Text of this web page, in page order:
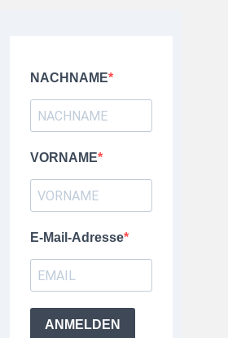
NACHNAME
VORNAME
E-Mail-Adresse
ANMELDEN